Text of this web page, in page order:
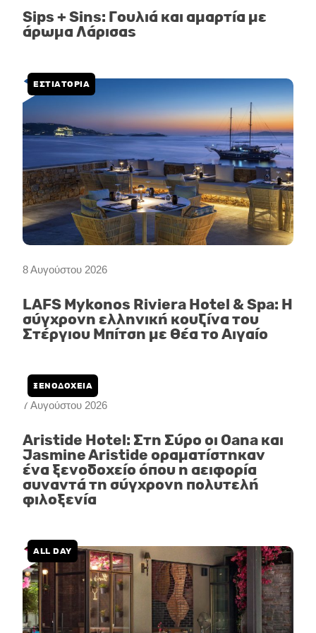
Sips + Sins: Γουλιά και αμαρτία με
άρωμα Λάρισας
8 Αυγούστου 2026
ΕΣΤΙΑΤΟΡΙΑ
LAFS Mykonos Riviera Hotel & Spa: Η
σύγχρονη ελληνική κουζίνα του
Στέργιου Μπίτση με θέα το Αιγαίο
7 Αυγούστου 2026
ΞΕΝΟΔΟΧΕΙΑ
Aristide Hotel: Στη Σύρο οι Oana και
Jasmine Aristide οραματίστηκαν
ένα ξενοδοχείο όπου η αειφορία
συναντά τη σύγχρονη πολυτελή
φιλοξενία
ALL DAY